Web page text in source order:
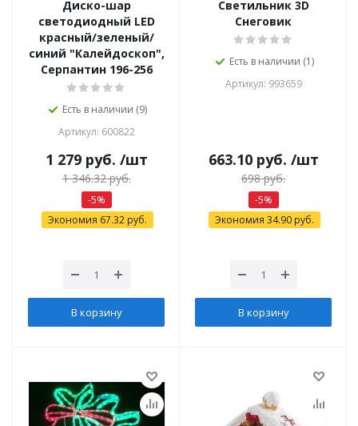
Диско-шар
светодиодный LED
красный/зеленый/
синий "Калейдоскоп",
Серпантин 196-256
Есть в наличии (9)
Артикул: 600822
1 279руб. /шт
1 346.32руб.
-5%
Экономия 67.32 руб.
В корзину
Светильник 3D
Снеговик
Есть в наличии (1)
Артикул: 993659
663.10руб. /шт
698руб.
-5%
Экономия 34.90 руб.
В корзину